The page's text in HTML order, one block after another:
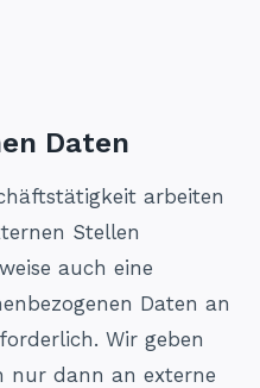
Daten
arbeiten
Stellen
auch eine
Daten an
Wir geben
nur dann an externe